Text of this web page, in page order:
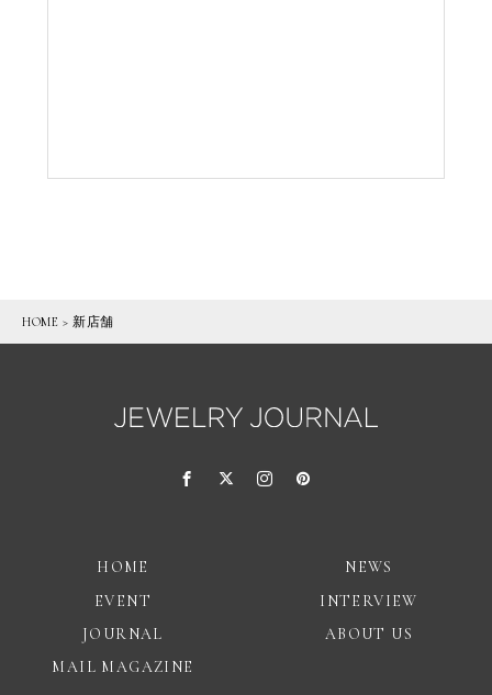
HOME >新店舗
HOME
NEWS
EVENT
INTERVIEW
JOURNAL
ABOUT US
MAIL MAGAZINE